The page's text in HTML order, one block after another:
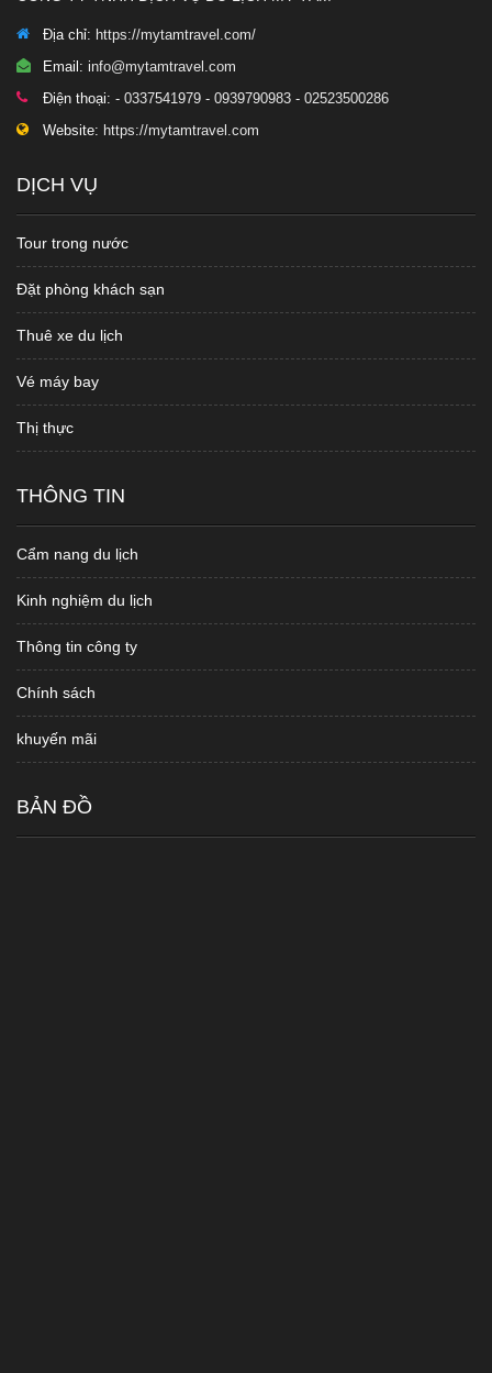
Địa chỉ: https://mytamtravel.com/
Email: info@mytamtravel.com
Điện thoại: - 0337541979 - 0939790983 - 02523500286
Website: https://mytamtravel.com
DỊCH VỤ
Tour trong nước
Đặt phòng khách sạn
Thuê xe du lịch
Vé máy bay
Thị thực
THÔNG TIN
Cẩm nang du lịch
Kinh nghiệm du lịch
Thông tin công ty
Chính sách
khuyến mãi
BẢN ĐỒ